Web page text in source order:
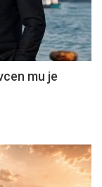
mu je